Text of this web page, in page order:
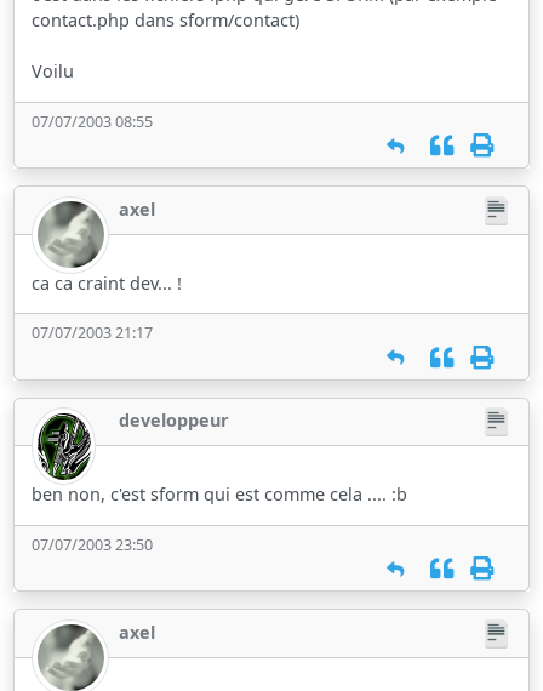
contact.php dans sform/contact)
Voilu
07/07/2003 08:55
axel
ca ca craint dev... !
07/07/2003 21:17
developpeur
ben non, c'est sform qui est comme cela .... :b
07/07/2003 23:50
axel